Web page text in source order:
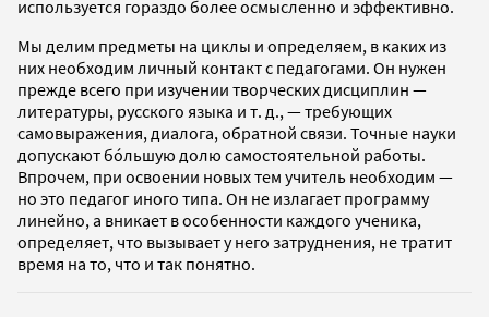
используется гораздо более осмысленно и эффективно.
Мы делим предметы на циклы и определяем, в каких из
них необходим личный контакт с педагогами. Он нужен
прежде всего при изучении творческих дисциплин —
литературы, русского языка и т. д., — требующих
самовыражения, диалога, обратной связи. Точные науки
допускают бóльшую долю самостоятельной работы.
Впрочем, при освоении новых тем учитель необходим —
но это педагог иного типа. Он не излагает программу
линейно, а вникает в особенности каждого ученика,
определяет, что вызывает у него затруднения, не тратит
время на то, что и так понятно.